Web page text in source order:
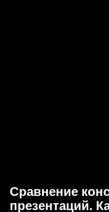
Сравнение
презентаций.